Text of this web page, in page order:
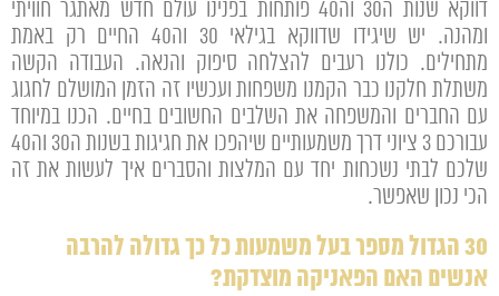
דווקא שנות ה30 וה40 פותחות בפנינו עולם חדש מאתגר חוויתי
ומהנה. יש שיגידו שדווקא בגילאי 30 וה40 החיים רק באמת
מתחילים. כולנו רעבים להצלחה סיפוק והנאה. העבודה הקשה
משתלת חלקנו כבר הקמנו משפחות ועכשיו זה הזמן המושלם לחגוג
עם החברים והמשפחה את השלבים החשובים בחיים. הכנו במיוחד
עבורכם 3 ציוני דרך משמעותיים שיהפכו את חגיגות בשנות ה30 וה40
שלכם לבתי נשכחות יחד עם המלצות והסברים איך לעשות את זה
הכי נכון שאפשר.
30 הגדול מספר בעל משמעות כל כך גדולה להרבה
אנשים האם הפאניקה מוצדקת?